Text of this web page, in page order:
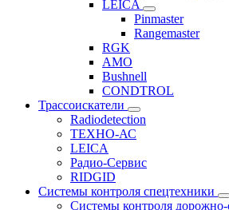
LEICA
Pinmaster
Rangemaster
RGK
AMO
Bushnell
CONDTROL
Трассоискатели
Radiodetection
ТЕХНО-АС
LEICA
Радио-Сервис
RIDGID
Системы контроля спецтехники
Системы контроля дорожно-